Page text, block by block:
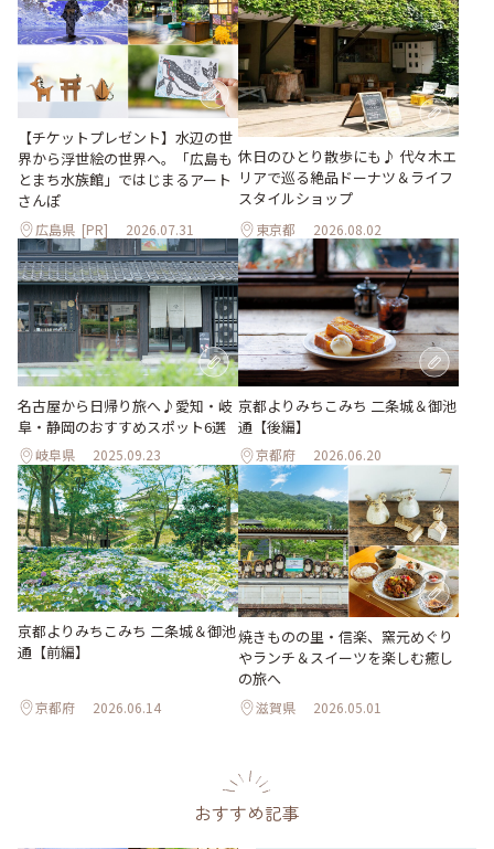
【チケットプレゼント】水辺の世
界から浮世絵の世界へ。「広島も
とまち水族館」ではじまるアート
さんぽ
広島県 [PR] 2026.07.31
休日のひとり散歩にも♪ 代々木エ
リアで巡る絶品ドーナツ＆ライフ
スタイルショップ
東京都 2026.08.02
名古屋から日帰り旅へ♪愛知・岐
阜・静岡のおすすめスポット6選
岐阜県 2025.09.23
京都よりみちこみち 二条城＆御池
通【後編】
京都府 2026.06.20
京都よりみちこみち 二条城＆御池
通【前編】
京都府 2026.06.14
焼きものの里・信楽、窯元めぐり
やランチ＆スイーツを楽しむ癒し
の旅へ
滋賀県 2026.05.01
おすすめ記事